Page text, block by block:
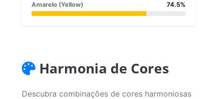
Amarelo (Yellow) 74.5%
Harmonia de Cores
Descubra combinações de cores harmoniosas